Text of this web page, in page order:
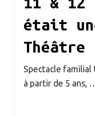
était
Théâtre
Spectacle familial
à partir de 5 ans,